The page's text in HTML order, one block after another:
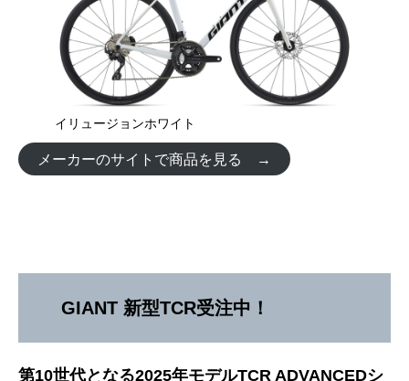
イリュージョンホワイト
メーカーのサイトで商品を見る →
GIANT 新型TCR受注中！
第10世代となる2025年モデルTCR ADVANCEDシ